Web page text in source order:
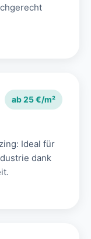
ab 25 €/m²
Ideal für
dank